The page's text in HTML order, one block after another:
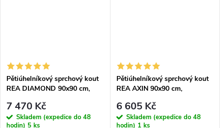
Pětiúhelníkový sprchový kout
REA DIAMOND 90x90 cm,
vaničky
7 470 Kč
Skladem (expedice do 48
hodin) 5 ks
Pětiúhelníkový sprchový kout
REA AXIN 90x90 cm,
vaničky
6 605 Kč
Skladem (expedice do 48
hodin) 1 ks